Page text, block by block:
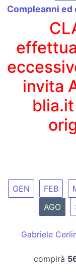
Compleanni
invita
GEN FEB
AGO
Gabriele
compirà